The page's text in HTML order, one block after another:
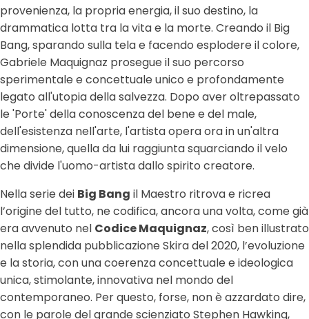
provenienza, la propria energia, il suo destino, la
drammatica lotta tra la vita e la morte. Creando il Big
Bang, sparando sulla tela e facendo esplodere il colore,
Gabriele Maquignaz prosegue il suo percorso
sperimentale e concettuale unico e profondamente
legato all'utopia della salvezza. Dopo aver oltrepassato
le 'Porte' della conoscenza del bene e del male,
dell'esistenza nell'arte, l'artista opera ora in un'altra
dimensione, quella da lui raggiunta squarciando il velo
che divide l'uomo-artista dallo spirito creatore.
Nella serie dei Big Bang il Maestro ritrova e ricrea
l’origine del tutto, ne codifica, ancora una volta, come già
era avvenuto nel Codice Maquignaz, così ben illustrato
nella splendida pubblicazione Skira del 2020, l’evoluzione
e la storia, con una coerenza concettuale e ideologica
unica, stimolante, innovativa nel mondo del
contemporaneo. Per questo, forse, non è azzardato dire,
con le parole del grande scienziato Stephen Hawking,